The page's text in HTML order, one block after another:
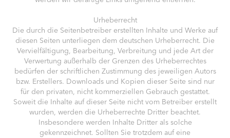
Urheberrecht
Die durch die Seitenbetreiber erstellten Inhalte und Werke auf
diesen Seiten unterliegen dem deutschen Urheberrecht. Die
Vervielfältigung, Bearbeitung, Verbreitung und jede Art der
Verwertung außerhalb der Grenzen des Urheberrechtes
bedürfen der schriftlichen Zustimmung des jeweiligen Autors
bzw. Erstellers. Downloads und Kopien dieser Seite sind nur
für den privaten, nicht kommerziellen Gebrauch gestattet.
Soweit die Inhalte auf dieser Seite nicht vom Betreiber erstellt
wurden, werden die Urheberrechte Dritter beachtet.
Insbesondere werden Inhalte Dritter als solche
gekennzeichnet. Sollten Sie trotzdem auf eine